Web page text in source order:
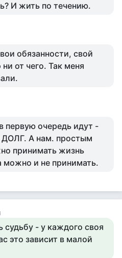
И жить по течению.
обязанности, свой
от чего. Так меня
первую очередь идут -
А нам. простым
принимать жизнь
можно и не принимать.
судьбу - у каждого своя
это зависит в малой